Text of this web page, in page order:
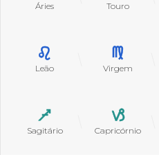
Áries Touro
Leão Virgem
Sagitário Capricórnio